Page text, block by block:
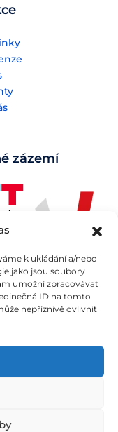
k ukládání a/nebo
jako jsou soubory
umožní zpracovávat
ID na tomto
nepříznivě ovlivnit
zázemí
ke studijním